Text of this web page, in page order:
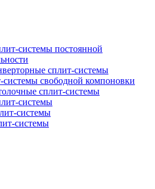
системы постоянной
сплит-системы
системы свободной компоновки
сплит-системы
системы
системы
системы